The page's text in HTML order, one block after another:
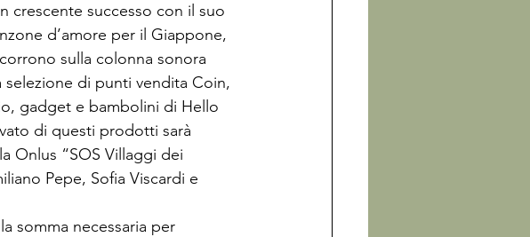
crescente successo con il suo
d’amore per il Giappone,
sulla colonna sonora
di punti vendita Coin,
gadget e bambolini di Hello
di questi prodotti sarà
Onlus “SOS Villaggi dei
Pepe, Sofia Viscardi e
somma necessaria per